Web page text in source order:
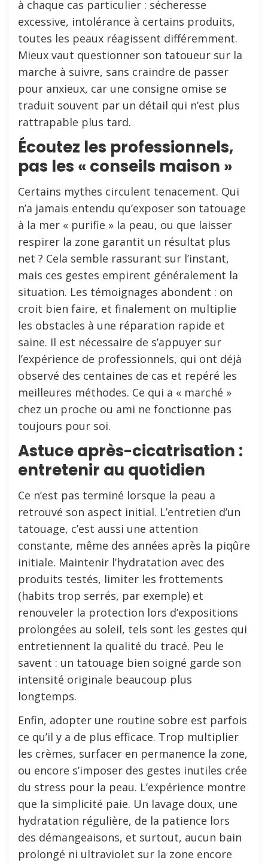
à chaque cas particulier : sécheresse
excessive, intolérance à certains produits,
toutes les peaux réagissent différemment.
Mieux vaut questionner son tatoueur sur la
marche à suivre, sans craindre de passer
pour anxieux, car une consigne omise se
traduit souvent par un détail qui n’est plus
rattrapable plus tard.
Écoutez les professionnels,
pas les « conseils maison »
Certains mythes circulent tenacement. Qui
n’a jamais entendu qu’exposer son tatouage
à la mer « purifie » la peau, ou que laisser
respirer la zone garantit un résultat plus
net ? Cela semble rassurant sur l’instant,
mais ces gestes empirent généralement la
situation. Les témoignages abondent : on
croit bien faire, et finalement on multiplie
les obstacles à une réparation rapide et
saine. Il est nécessaire de s’appuyer sur
l’expérience de professionnels, qui ont déjà
observé des centaines de cas et repéré les
meilleures méthodes. Ce qui a « marché »
chez un proche ou ami ne fonctionne pas
toujours pour soi.
Astuce après-cicatrisation :
entretenir au quotidien
Ce n’est pas terminé lorsque la peau a
retrouvé son aspect initial. L’entretien d’un
tatouage, c’est aussi une attention
constante, même des années après la piqûre
initiale. Maintenir l’hydratation avec des
produits testés, limiter les frottements
(habits trop serrés, par exemple) et
renouveler la protection lors d’expositions
prolongées au soleil, tels sont les gestes qui
entretiennent la qualité du tracé. Peu le
savent : un tatouage bien soigné garde son
intensité originale beaucoup plus
longtemps.
Enfin, adopter une routine sobre est parfois
ce qu’il y a de plus efficace. Trop multiplier
les crèmes, surfacer en permanence la zone,
ou encore s’imposer des gestes inutiles crée
du stress pour la peau. L’expérience montre
que la simplicité paie. Un lavage doux, une
hydratation régulière, de la patience lors
des démangeaisons, et surtout, aucun bain
prolongé ni ultraviolet sur la zone encore